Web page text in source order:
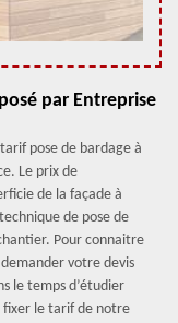
par Entreprise
pose de bardage à
Le prix de
de la façade à
de pose de
Pour connaitre
votre devis
le temps d’étudier
fixer le tarif de notre